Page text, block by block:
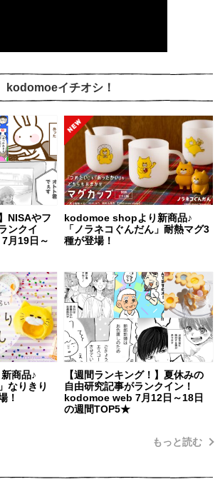
kodomoeイチオシ！
NISAやフ
ンクイ
月19日～
kodomoe shopより新商品♪
「ノラネコぐんだん」耐熱マグ3
種が登場！
商品♪
なりきり
！
【週間ランキング！】夏休みの
自由研究記事がランクイン！
kodomoe web 7月12日～18日
の週間TOP5★
もっと読む